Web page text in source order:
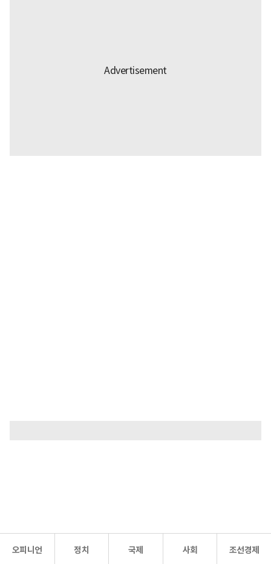
오피니언 정치 국제 사회 조선경제